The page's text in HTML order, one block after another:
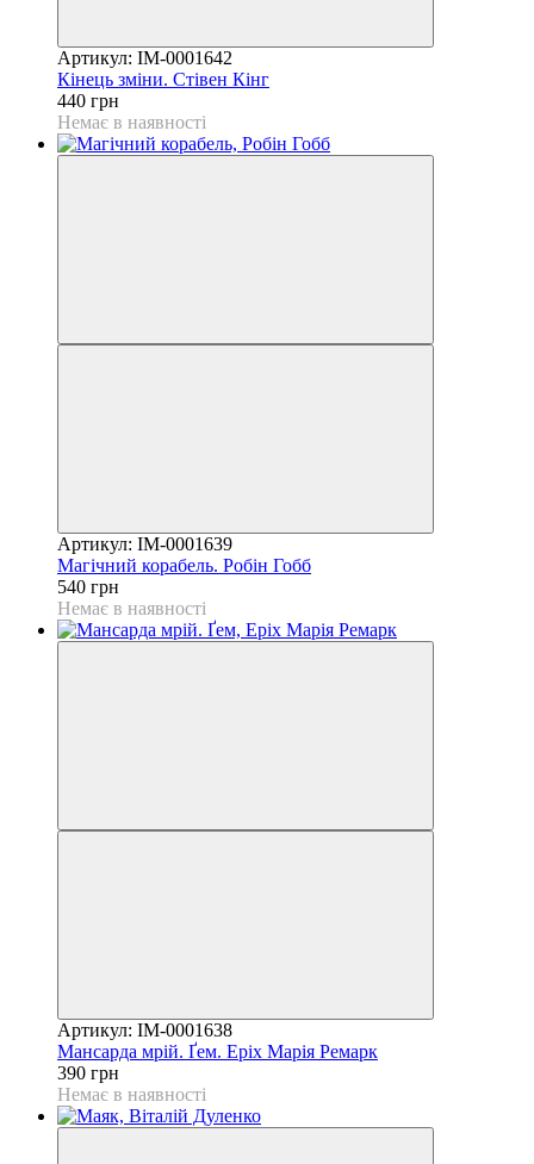
Артикул: IM-0001642
Кінець зміни. Стівен Кінг
440 грн
Немає в наявності
Артикул: IM-0001639
Магічний корабель. Робін Гобб
540 грн
Немає в наявності
Артикул: IM-0001638
Мансарда мрій. Ґем. Еріх Марія Ремарк
390 грн
Немає в наявності